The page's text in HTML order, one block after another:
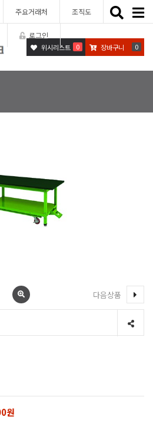
주요거래처 조직도
로그인
Toggle
위시리스트 0 장바구니 0
다음상품
원